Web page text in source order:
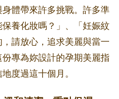
體帶來許多挑戰。許多準
養化妝嗎？」、「妊娠紋
請放心，追求美麗與當一
專為妳設計的孕期美麗指
度過這十個月。